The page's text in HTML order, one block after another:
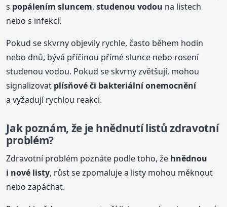
s popálením sluncem,studenou vodou na listech
nebo s infekcí.
Pokud se skvrny objevily rychle, často během hodin
nebo dnů, bývá příčinou přímé slunce nebo rosení
studenou vodou. Pokud se skvrny zvětšují, mohou
signalizovat plísňové či bakteriální onemocnění
a vyžadují rychlou reakci.
Jak poznám, že je hnědnutí listů zdravotní
problém?
Zdravotní problém poznáte podle toho, že hnědnou
i nové listy, růst se zpomaluje a listy mohou měknout
nebo zapáchat.